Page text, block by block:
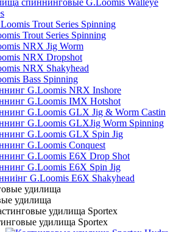
Trout Series Spinning
NRX Jig Worm
NRX Dropshot
NRX Shakyhead
Bass Spinning
G.Loomis NRX Inshore
G.Loomis IMX Hotshot
G.Loomis GLX Jig & Worm Castin
G.Loomis GLXJig Worm Spinning
G.Loomis GLX Spin Jig
G.Loomis Conquest
G.Loomis E6X Drop Shot
G.Loomis E6X Spin Jig
G.Loomis E6X Shakyhead
удилища
удилища Sportex